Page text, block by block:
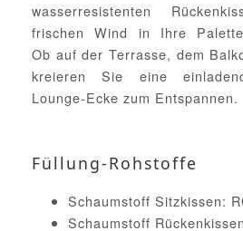
wasserresistenten
frischen Wind in Ihre
Ob auf der Terrasse, dem
kreieren Sie eine
Lounge-Ecke zum Entspannen.
Füllung-Rohstoffe
Schaumstoff Sitzkissen:
Schaumstoff